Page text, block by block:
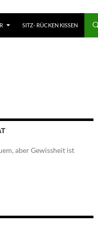
SITZ- RÜCKEN KISSEN
aber Gewissheit ist